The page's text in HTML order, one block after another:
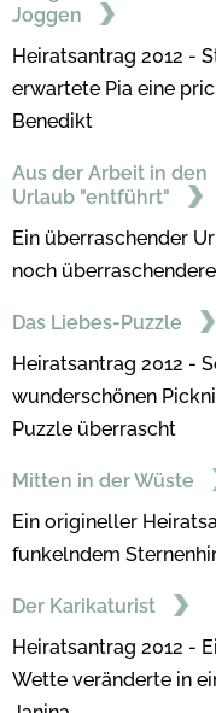
Joggen
Heiratsantrag 2012 -
erwartete Pia eine
Benedikt
Aus der Arbeit in den
Urlaub "entführt"
Ein überraschender
noch
Das Liebes-Puzzle
Heiratsantrag 2012 -
wunderschönen
Puzzle überrascht
Mitten in der Wüste
Ein origineller
funkelndem
Der Karikaturist
Heiratsantrag 2012 -
Wette veränderte in